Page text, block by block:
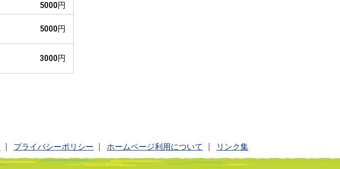
5000円
5000円
3000円
プライバシーポリシー ホームページ利用について リンク集